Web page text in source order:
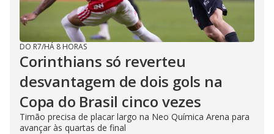
DO R7/HÁ 8 HORAS
Corinthians só reverteu
desvantagem de dois gols na
Copa do Brasil cinco vezes
Timão precisa de placar largo na Neo Química Arena para
avançar às quartas de final